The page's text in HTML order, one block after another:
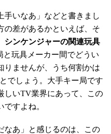
手いなあ」などと書きまし
の差があるかといえば、そ
シンケンジャーの関連玩具
と玩具メーカー間でどうい
りませんが、うち何割かは
でしょう。大手キー局です
しいTV業界にあって、この
すよね。
なあ」と感じるのは、この